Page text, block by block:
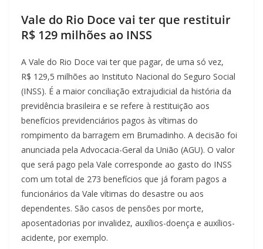
Vale do Rio Doce vai ter que restituir
R$ 129 milhões ao INSS
A Vale do Rio Doce vai ter que pagar, de uma só vez,
R$ 129,5 milhões ao Instituto Nacional do Seguro Social
(INSS). É a maior conciliação extrajudicial da história da
previdência brasileira e se refere à restituição aos
benefícios previdenciários pagos às vítimas do
rompimento da barragem em Brumadinho. A decisão foi
anunciada pela Advocacia-Geral da União (AGU). O valor
que será pago pela Vale corresponde ao gasto do INSS
com um total de 273 benefícios que já foram pagos a
funcionários da Vale vítimas do desastre ou aos
dependentes. São casos de pensões por morte,
aposentadorias por invalidez, auxílios-doença e auxílios-
acidente, por exemplo.